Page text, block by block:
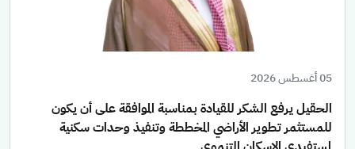
05 أغسطس 2026
الحقيل يرفع الشكر للقيادة بمناسبة الموافقة على أن يكون
للمستثمر تطوير الأراضي المخططة وتنفيذ وحدات سكنية